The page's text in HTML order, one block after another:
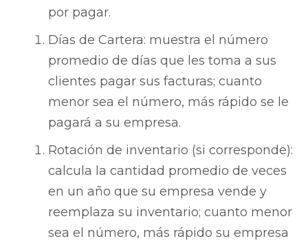
por pagar.
Días de Cartera: muestra el número
promedio de días que les toma a sus
clientes pagar sus facturas; cuanto
menor sea el número, más rápido se le
pagará a su empresa.
Rotación de inventario (si corresponde):
calcula la cantidad promedio de veces
en un año que su empresa vende y
reemplaza su inventario; cuanto menor
sea el número, más rápido su empresa